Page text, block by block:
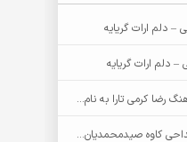
– دلم ارات گریایه
– دلم ارات گریایه
رضا کرمی تارا به نام قمار
صیدمحمدیان به نام سردار باوفا